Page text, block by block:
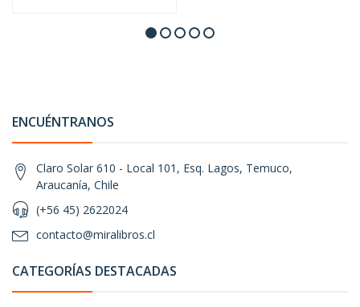
ENCUÉNTRANOS
Claro Solar 610 - Local 101, Esq. Lagos, Temuco,
Araucanía, Chile
(+56 45) 2622024
contacto@miralibros.cl
CATEGORÍAS DESTACADAS